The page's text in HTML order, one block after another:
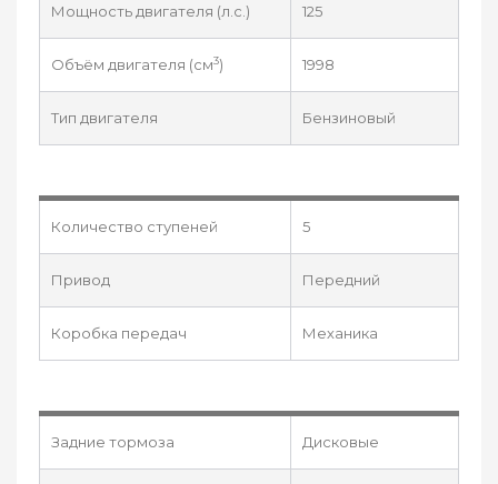
Мощность двигателя (л.с.) 125
Объём двигателя (см3) 1998
Тип двигателя Бензиновый
Количество ступеней 5
Привод Передний
Коробка передач Механика
Задние тормоза Дисковые